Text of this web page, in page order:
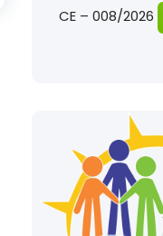
CE – 008/2026